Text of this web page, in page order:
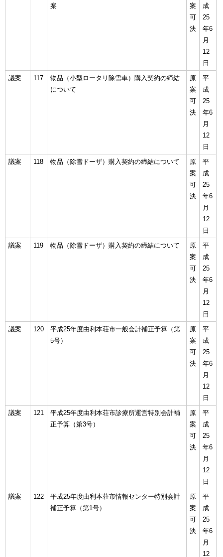
案
案
可
決
成
25
年6
月
12
日
議案
117
物品（小型ロータリ除雪車）購入契約の締結
について
原
案
可
決
平
成
25
年6
月
12
日
議案
118 物品（除雪ドーザ）購入契約の締結について
原
案
可
決
平
成
25
年6
月
12
日
議案
119 物品（除雪ドーザ）購入契約の締結について
原
案
可
決
平
成
25
年6
月
12
日
議案
120
平成25年度由利本荘市一般会計補正予算（第
5号）
原
案
可
決
平
成
25
年6
月
12
日
議案
121
平成25年度由利本荘市診療所運営特別会計補
正予算（第3号）
原
案
可
決
平
成
25
年6
月
12
日
議案
122
平成25年度由利本荘市情報センター特別会計
補正予算（第1号）
原
案
可
決
平
成
25
年6
月
12